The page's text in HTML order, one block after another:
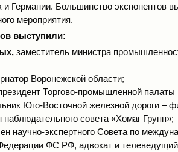
Германии. Большинство экспонентов
мероприятия.
выступили:
заместитель министра
Воронежской области;
Торгово-промышленной
Юго-Восточной железной дороги –
совета «Хомаг Групп»;
научно-экспертного Совета по
ФС РФ, адвокат и